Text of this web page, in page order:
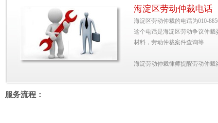
海淀区劳动仲裁电话
海淀区劳动仲裁的电话为010-
这个电话是海淀区劳动争议仲
材料，劳动仲裁案件查询等
海淀劳动仲裁律师提醒劳动仲
服务流程：